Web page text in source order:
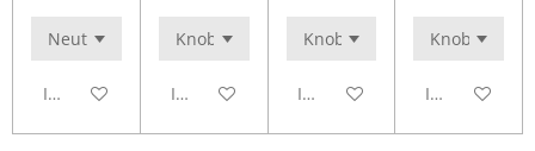
In den WarenkorbIn den WarenkorbIn den WarenkorbIn den